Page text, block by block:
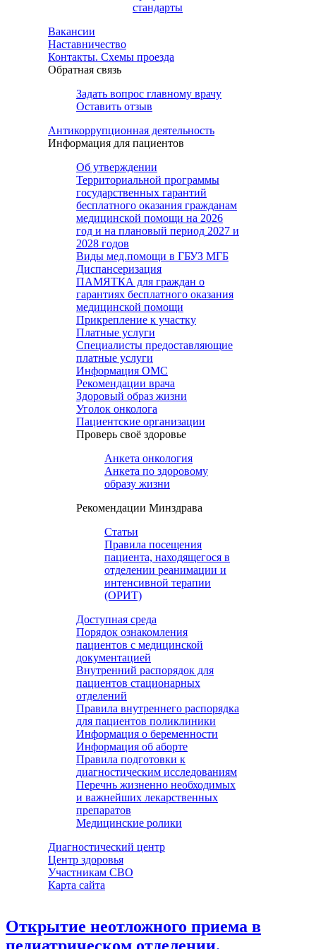
стандарты
Вакансии
Наставничество
Контакты. Схемы проезда
Обратная связь
Задать вопрос главному врачу
Оставить отзыв
Антикоррупционная деятельность
Информация для пациентов
Об утверждении
Территориальной программы
государственных гарантий
бесплатного оказания гражданам
медицинской помощи на 2026
год и на плановый период 2027 и
2028 годов
Виды мед.помощи в ГБУЗ МГБ
Диспансеризация
ПАМЯТКА для граждан о
гарантиях бесплатного оказания
медицинской помощи
Прикрепление к участку
Платные услуги
Специалисты предоставляющие
платные услуги
Информация ОМС
Рекомендации врача
Здоровый образ жизни
Уголок онколога
Пациентские организации
Проверь своё здоровье
Анкета онкология
Анкета по здоровому
образу жизни
Рекомендации Минздрава
Статьи
Правила посещения
пациента, находящегося в
отделении реанимации и
интенсивной терапии
(ОРИТ)
Доступная среда
Порядок ознакомления
пациентов с медицинской
документацией
Внутренний распорядок для
пациентов стационарных
отделений
Правила внутреннего распорядка
для пациентов поликлиники
Информация о беременности
Информация об аборте
Правила подготовки к
диагностическим исследованиям
Перечнь жизненно необходимых
и важнейших лекарственных
препаратов
Медицинские ролики
Диагностический центр
Центр здоровья
Участникам СВО
Карта сайта
Открытие неотложного приема в